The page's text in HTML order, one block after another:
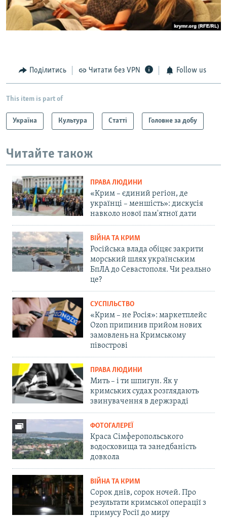
Поділитись Читати без VPN Follow us
This item is part of
Україна Культура Статті Головне за добу
Читайте також
ПРАВА ЛЮДИНИ
«Крим – єдиний регіон, де
українці – меншість»: дискусія
навколо нової пам'ятної дати
ВІЙНА ТА КРИМ
Російська влада обіцяє закрити
морський шлях українським
БпЛА до Севастополя. Чи реально
це?
СУСПІЛЬСТВО
«Крим – не Росія»: маркетплейс
Ozon припинив прийом нових
замовлень на Кримському
півострові
ПРАВА ЛЮДИНИ
Мить – і ти шпигун. Як у
кримських судах розглядають
звинувачення в держзраді
ФОТОГАЛЕРЕЇ
Краса Сімферопольського
водосховища та занедбаність
довкола
ВІЙНА ТА КРИМ
Сорок днів, сорок ночей. Про
результати кримської операції з
примусу Росії до миру